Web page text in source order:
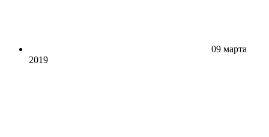
09 марта
2019